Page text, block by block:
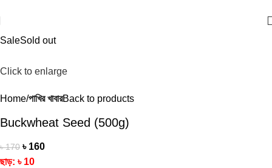
SaleSold out
Click to enlarge
Home পাখির খাবারBack to products
Buckwheat Seed (500g)
৳170 ৳ 160
ছাড়: ৳ 10